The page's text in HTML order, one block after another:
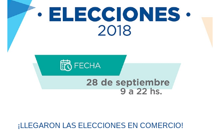
¡LLEGARON LAS ELECCIONES EN COMERCIO!